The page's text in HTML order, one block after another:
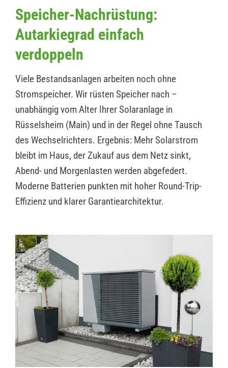
Speicher-Nachrüstung:
Autarkiegrad einfach
verdoppeln
Viele Bestandsanlagen arbeiten noch ohne
Stromspeicher. Wir rüsten Speicher nach –
unabhängig vom Alter Ihrer Solaranlage in
Rüsselsheim (Main) und in der Regel ohne Tausch
des Wechselrichters. Ergebnis: Mehr Solarstrom
bleibt im Haus, der Zukauf aus dem Netz sinkt,
Abend- und Morgenlasten werden abgefedert.
Moderne Batterien punkten mit hoher Round-Trip-
Effizienz und klarer Garantiearchitektur.